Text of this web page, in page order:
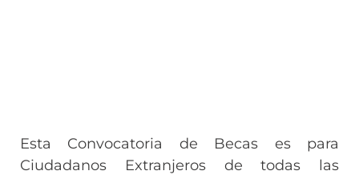
Esta Convocatoria de Becas es para
Ciudadanos Extranjeros de todas las